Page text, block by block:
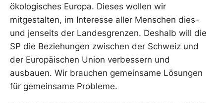
ökologisches Europa. Dieses wollen wir
mitgestalten, im Interesse aller Menschen dies-
und jenseits der Landesgrenzen. Deshalb will die
SP die Beziehungen zwischen der Schweiz und
der Europäischen Union verbessern und
ausbauen. Wir brauchen gemeinsame Lösungen
für gemeinsame Probleme.